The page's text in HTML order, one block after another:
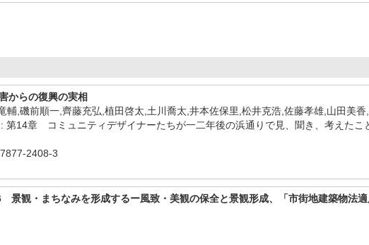
からの復興の実相
輔,磯前順一,齊藤充弘,植田啓太,土川喬太,井本佐保里,松井克浩,佐藤孝雄,山田美
第14章 コミュニティデザイナーたちが一二年後の浜通りで見、聞き、考えた
2408-3
観・まちなみを形成するー風致・美観の保全と景観形成、「市街地建築物法適